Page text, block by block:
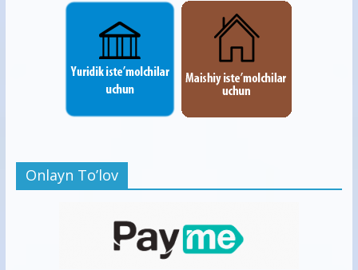
Onlayn To’lov